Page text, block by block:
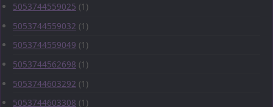
5053744559025 (1)
5053744559032 (1)
5053744559049 (1)
5053744562698 (1)
5053744603292 (1)
5053744603308 (1)